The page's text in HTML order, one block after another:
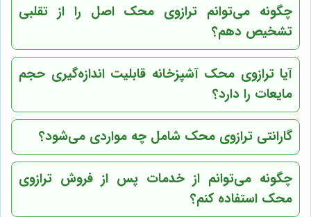
چگونه می‌توانم ترازوی محک اصل را از تقلبی
تشخیص دهم؟
آیا ترازوی محک آشپزخانه قابلیت اندازه‌گیری حجم
مایعات را دارد؟
گارانتی ترازوی محک شامل چه مواردی می‌شود؟
چگونه می‌توانم از خدمات پس از فروش ترازوی
محک استفاده کنم؟